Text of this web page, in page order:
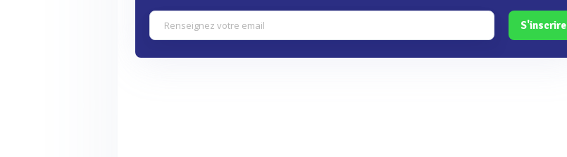
S'inscrire